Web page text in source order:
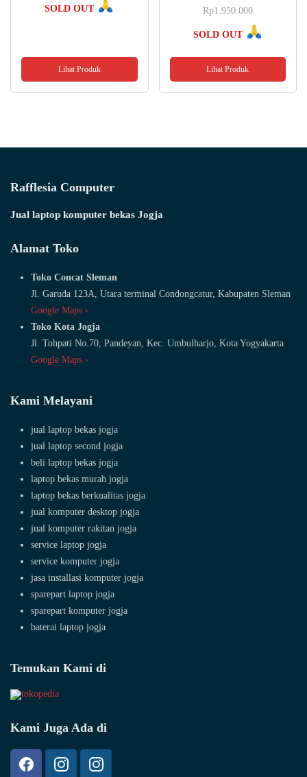
SOLD OUT
Lihat Produk
Rp1.950.000
SOLD OUT
Lihat Produk
Rafflesia Computer
Jual laptop komputer bekas Jogja
Alamat Toko
Toko Concat Sleman
Jl. Garuda 123A, Utara terminal Condongcatur, Kabupaten Sleman
Google Maps ›
Toko Kota Jogja
Jl. Tohpati No.70, Pandeyan, Kec. Umbulharjo, Kota Yogyakarta
Google Maps ›
Kami Melayani
jual laptop bekas jogja
jual laptop second jogja
beli laptop bekas jogja
laptop bekas murah jogja
laptop bekas berkualitas jogja
jual komputer desktop jogja
jual komputer rakitan jogja
service laptop jogja
service komputer jogja
jasa installasi komputer jogja
sparepart laptop jogja
sparepart komputer jogja
baterai laptop jogja
Temukan Kami di
Kami Juga Ada di